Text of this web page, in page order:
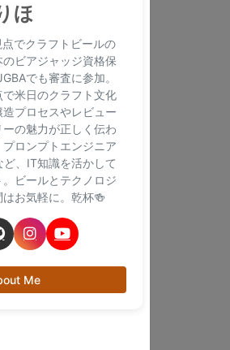
ほ
でクラフトビールの
ビアジャッジ資格保
でも審査に参加。
米日のクラフト文化
プロセスやレビュー
の魅力が正しく伝わ
ロンプトエンジニア
ど、IT知識を活かして
ビールとテクノロジ
お気軽に。乾杯🍻
Me